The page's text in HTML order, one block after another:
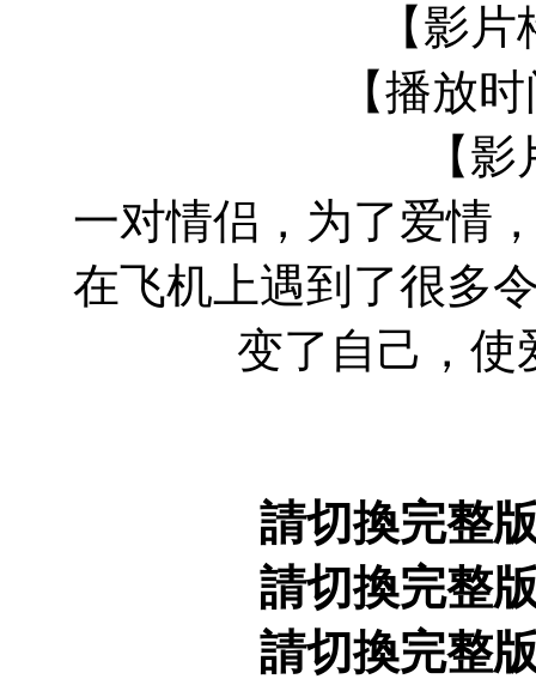
【影
【播放
【
一对情侣，为了爱情
在飞机上遇到了很多
变了自己，使
請切換完整
請切換完整
請切換完整